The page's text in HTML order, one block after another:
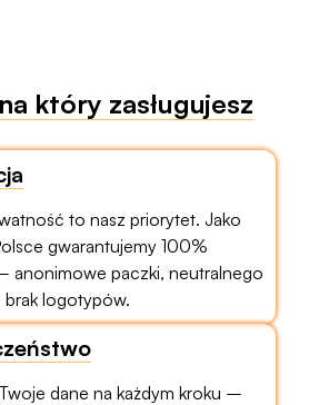
który zasługujesz
to nasz priorytet. Jako
gwarantujemy 100%
anonimowe paczki, neutralnego
brak logotypów.
dane na każdym kroku –